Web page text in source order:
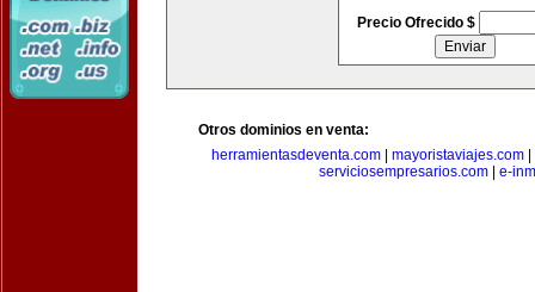
Precio Ofrecido $
Otros dominios en venta:
herramientasdeventa.com| mayoristaviajes.com|
serviciosempresarios.com| e-